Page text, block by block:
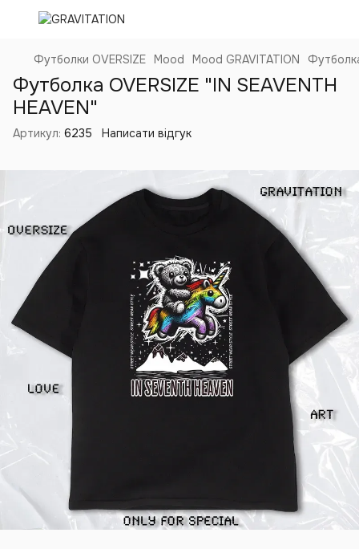
Футболки OVERSIZE Mood Mood GRAVITATION
Футболка OVERSIZE "IN SEAVENTH
HEAVEN"
Артикул: 6235 Написати відгук